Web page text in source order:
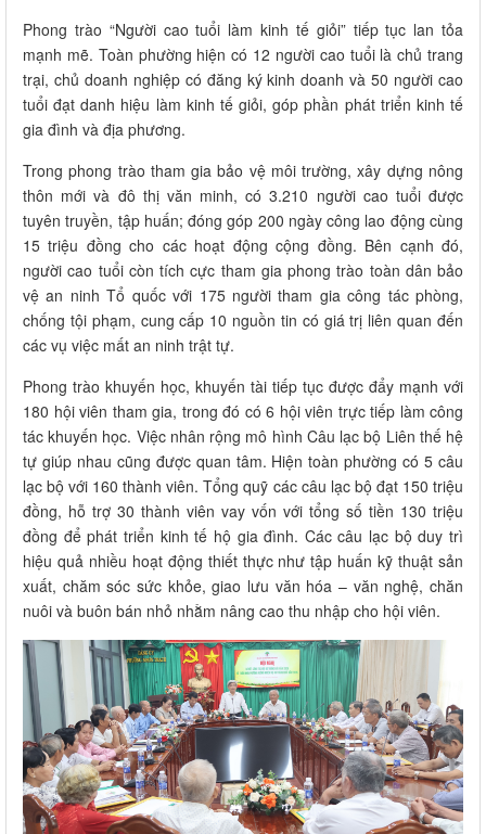
Phong trào “Người cao tuổi làm kinh tế giỏi” tiếp tục lan tỏa
mạnh mẽ. Toàn phường hiện có 12 người cao tuổi là chủ trang
trại, chủ doanh nghiệp có đăng ký kinh doanh và 50 người cao
tuổi đạt danh hiệu làm kinh tế giỏi, góp phần phát triển kinh tế
gia đình và địa phương.
Trong phong trào tham gia bảo vệ môi trường, xây dựng nông
thôn mới và đô thị văn minh, có 3.210 người cao tuổi được
tuyên truyền, tập huấn; đóng góp 200 ngày công lao động cùng
15 triệu đồng cho các hoạt động cộng đồng. Bên cạnh đó,
người cao tuổi còn tích cực tham gia phong trào toàn dân bảo
vệ an ninh Tổ quốc với 175 người tham gia công tác phòng,
chống tội phạm, cung cấp 10 nguồn tin có giá trị liên quan đến
các vụ việc mất an ninh trật tự.
Phong trào khuyến học, khuyến tài tiếp tục được đẩy mạnh với
180 hội viên tham gia, trong đó có 6 hội viên trực tiếp làm công
tác khuyến học. Việc nhân rộng mô hình Câu lạc bộ Liên thế hệ
tự giúp nhau cũng được quan tâm. Hiện toàn phường có 5 câu
lạc bộ với 160 thành viên. Tổng quỹ các câu lạc bộ đạt 150 triệu
đồng, hỗ trợ 30 thành viên vay vốn với tổng số tiền 130 triệu
đồng để phát triển kinh tế hộ gia đình. Các câu lạc bộ duy trì
hiệu quả nhiều hoạt động thiết thực như tập huấn kỹ thuật sản
xuất, chăm sóc sức khỏe, giao lưu văn hóa – văn nghệ, chăn
nuôi và buôn bán nhỏ nhằm nâng cao thu nhập cho hội viên.